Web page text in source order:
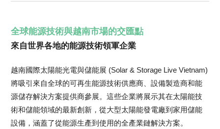
全球能源技術與越南市場的交匯點
來自世界各地的能源技術領軍企業
越南國際太陽能光電與儲能展 (Solar & Storage Live Vietnam)
將吸引來自全球的可再生能源技術供應商、設備製造商和能
源儲存解決方案提供商參展。這些企業將展示其在太陽能技
術和儲能領域的最新創新，從大型太陽能發電廠到家用儲能
設備，涵蓋了從能源生產到使用的全產業鏈解決方案。